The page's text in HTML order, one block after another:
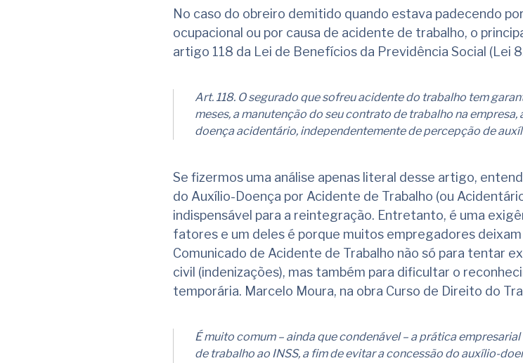
No caso do obreiro demitido quando estava padecendo
ocupacional ou por causa de acidente de trabalho, o
artigo 118 da Lei de Benefícios da Previdência Social (Lei
Art. 118. O segurado que sofreu acidente do trabalho tem
meses, a manutenção do seu contrato de trabalho na
doença acidentário, independentemente de percepção de
Se fizermos uma análise apenas literal desse artigo,
do Auxílio-Doença por Acidente de Trabalho (ou
indispensável para a reintegração. Entretanto, é uma
fatores e um deles é porque muitos empregadores deixam
Comunicado de Acidente de Trabalho não só para tentar
civil (indenizações), mas também para dificultar o
temporária. Marcelo Moura, na obra Curso de Direito do
É muito comum – ainda que condenável – a prática
de trabalho ao INSS, a fim de evitar a concessão do auxílio-